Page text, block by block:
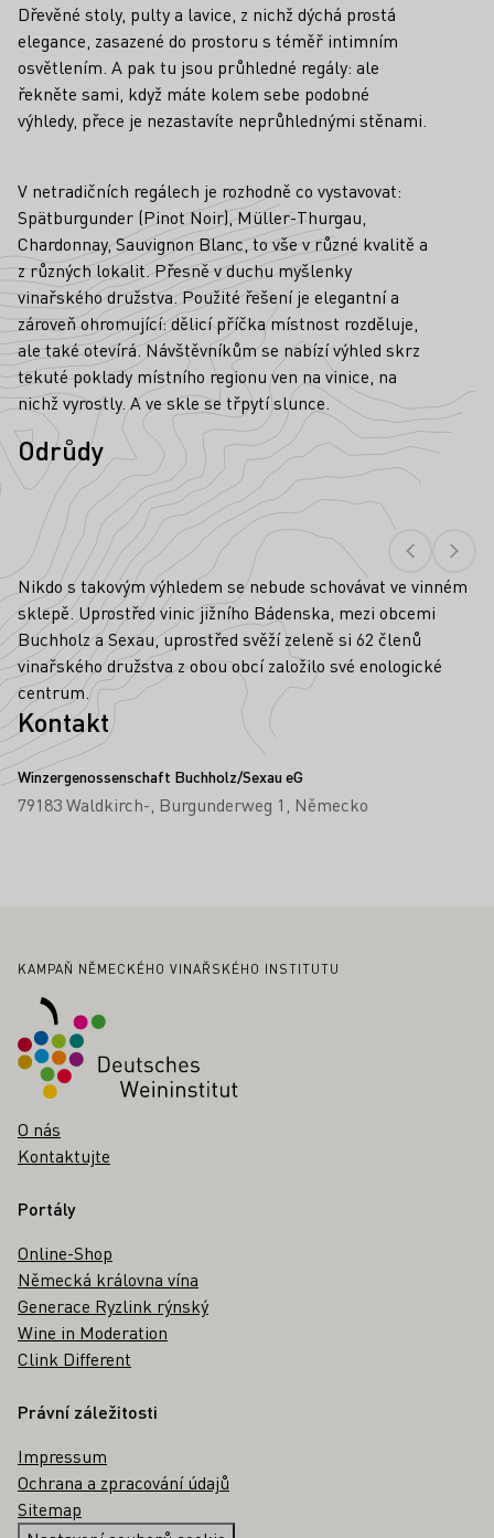
Dřevěné stoly, pulty a lavice, z nichž dýchá prostá
elegance, zasazené do prostoru s téměř intimním
osvětlením. A pak tu jsou průhledné regály: ale
řekněte sami, když máte kolem sebe podobné
výhledy, přece je nezastavíte neprůhlednými stěnami.
V netradičních regálech je rozhodně co vystavovat:
Spätburgunder (Pinot Noir), Müller-Thurgau,
Chardonnay, Sauvignon Blanc, to vše v různé kvalitě a
z různých lokalit. Přesně v duchu myšlenky
vinařského družstva. Použité řešení je elegantní a
zároveň ohromující: dělicí příčka místnost rozděluje,
ale také otevírá. Návštěvníkům se nabízí výhled skrz
tekuté poklady místního regionu ven na vinice, na
nichž vyrostly. A ve skle se třpytí slunce.
Odrůdy
Nikdo s takovým výhledem se nebude schovávat ve vinném
sklepě. Uprostřed vinic jižního Bádenska, mezi obcemi
Buchholz a Sexau, uprostřed svěží zeleně si 62 členů
vinařského družstva z obou obcí založilo své enologické
centrum.
Kontakt
Winzergenossenschaft Buchholz/Sexau eG
79183 Waldkirch- Burgunderweg 1 Německo
Zápatí
KAMPAŇ NĚMECKÉHO VINAŘSKÉHO INSTITUTU
O nás
Kontaktujte
Portály
Online-Shop
Německá královna vína
Generace Ryzlink rýnský
Wine in Moderation
Clink Different
Právní záležitosti
Impressum
Ochrana a zpracování údajů
Sitemap